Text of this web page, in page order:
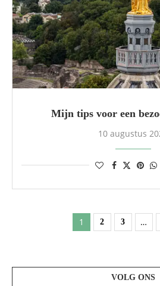
Mijn tips voor een
10 augustus
1 2 3 …
VOLG ONS